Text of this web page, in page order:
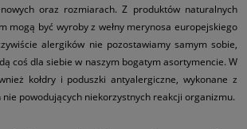
oraz rozmiarach. Z produktów naturalnych
mogą być wyroby z wełny merynosa europejskiego
alergików nie pozostawiamy samym sobie,
coś dla siebie w naszym bogatym asortymencie. W
kołdry i poduszki antyalergiczne, wykonane z
powodujących niekorzystnych reakcji organizmu.